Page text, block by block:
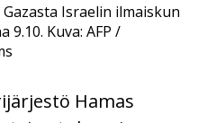
Israelin ilmaiskun
9.10. Kuva: AFP /
Hamas